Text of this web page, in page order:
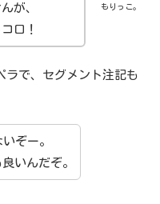
もりっこ。
が、
ロ！
ラで、セグメント注記も
ぞー。
いんだぞ。